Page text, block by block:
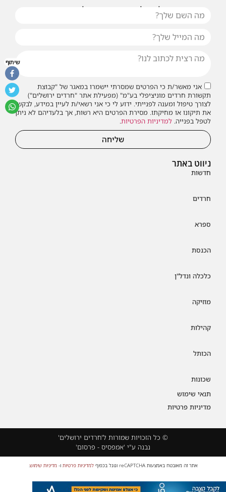
ניווט באתר
חדשות
חרדים
ספרא
הכנסת
כלכלה ונדל"ן
מוזיקה
קהילות
הכותל
שכונות
תנאי שימוש
מדיניות פרטיות
או שילחו אלינו פנייה ונחזור אליכם בהקדם
אני מאשר/ת כי הפרטים שמסרתי יישמרו במאגר של "קבוצת
תקשורת חרדים מוניציפלי בע"מ" (מפעילת אתר "חרדים ירושלים")
לצורך טיפול ומענה לפנייתי. ידוע לי כי אני רשאי/ת לעיין במידע, לבקש
את תיקונו או מחיקתו. מסירת הפרטים היא רשות, אך בלעדיהם לא ניתן
לטפל בפנייה. למדיניות הפרטיות.
שליחה
© כל הזכויות שמורות ל'חרדים ירושלים'
נבנה ע"י 'אמפסיס - פרסום'
אתר זה מאובטח באמצעות reCAPTCHA וגוגל בכפוף למדיניות פרטיות ו-מדיניות שימוש
שיתוף